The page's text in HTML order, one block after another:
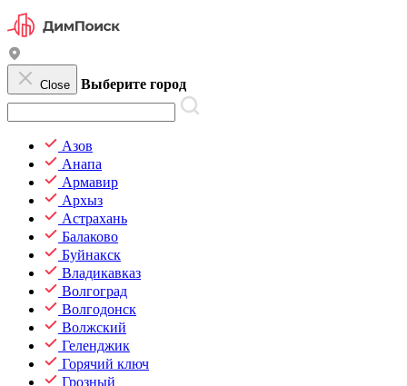
Close Выберите город
Азов
Анапа
Армавир
Архыз
Астрахань
Балаково
Буйнакск
Владикавказ
Волгоград
Волгодонск
Волжский
Геленджик
Горячий ключ
Грозный